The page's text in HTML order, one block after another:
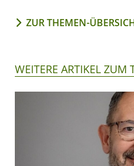
ZUR THEMEN-
WEITERE ARTIKEL ZUM